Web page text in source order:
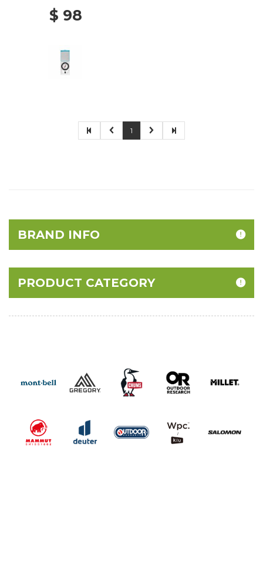
$ 98
1
BRAND INFO
PRODUCT CATEGORY